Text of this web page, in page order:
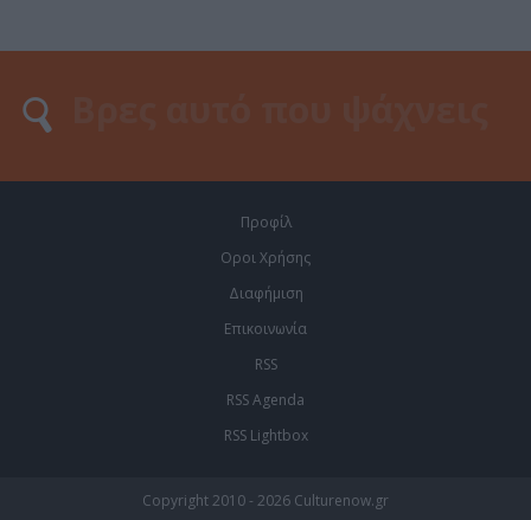
Προφίλ
Οροι Χρήσης
Διαφήμιση
Επικοινωνία
RSS
RSS Agenda
RSS Lightbox
Copyright 2010 - 2026 Culturenow.gr